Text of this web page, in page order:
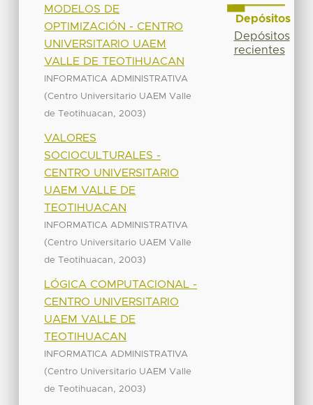
MODELOS DE
OPTIMIZACIÓN - CENTRO
UNIVERSITARIO UAEM
VALLE DE TEOTIHUACAN
INFORMATICA ADMINISTRATIVA
(Centro Universitario UAEM Valle
de Teotihuacan, 2003)
VALORES
SOCIOCULTURALES -
CENTRO UNIVERSITARIO
UAEM VALLE DE
TEOTIHUACAN
INFORMATICA ADMINISTRATIVA
(Centro Universitario UAEM Valle
de Teotihuacan, 2003)
LÓGICA COMPUTACIONAL -
CENTRO UNIVERSITARIO
UAEM VALLE DE
TEOTIHUACAN
INFORMATICA ADMINISTRATIVA
(Centro Universitario UAEM Valle
de Teotihuacan, 2003)
Depósitos
Depósitos
recientes